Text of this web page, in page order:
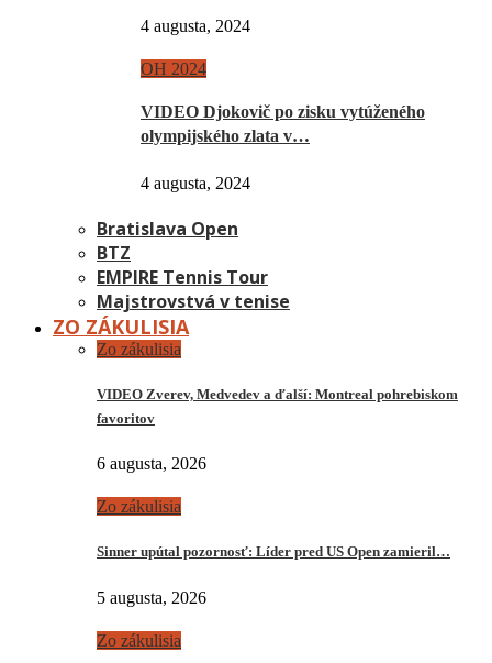
4 augusta, 2024
OH 2024
VIDEO Djokovič po zisku vytúženého
olympijského zlata v…
4 augusta, 2024
Bratislava Open
BTZ
EMPIRE Tennis Tour
Majstrovstvá v tenise
ZO ZÁKULISIA
Zo zákulisia
VIDEO Zverev, Medvedev a ďalší: Montreal pohrebiskom
favoritov
6 augusta, 2026
Zo zákulisia
Sinner upútal pozornosť: Líder pred US Open zamieril…
5 augusta, 2026
Zo zákulisia